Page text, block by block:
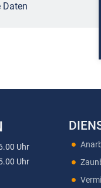
Daten
Uhr
Uhr